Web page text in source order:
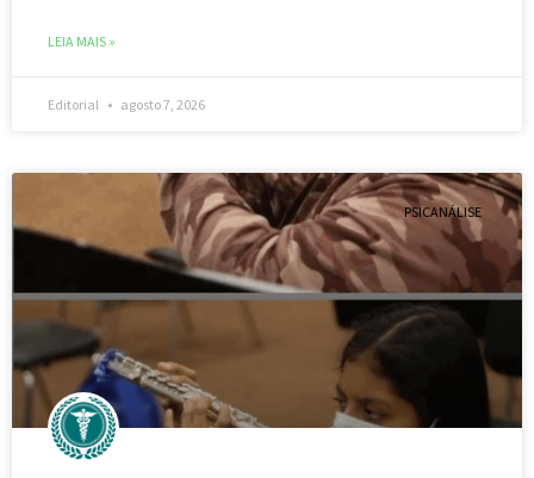
LEIA MAIS »
Editorial agosto 7, 2026
PSICANÁLISE